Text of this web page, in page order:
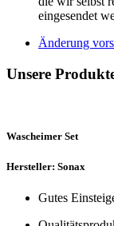
eingesendet
Änderung
Unsere
Wascheimer Set
Hersteller: Sonax
Gutes